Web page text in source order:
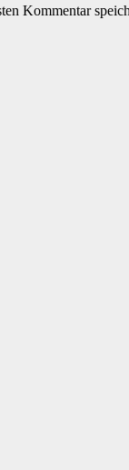
Kommentar